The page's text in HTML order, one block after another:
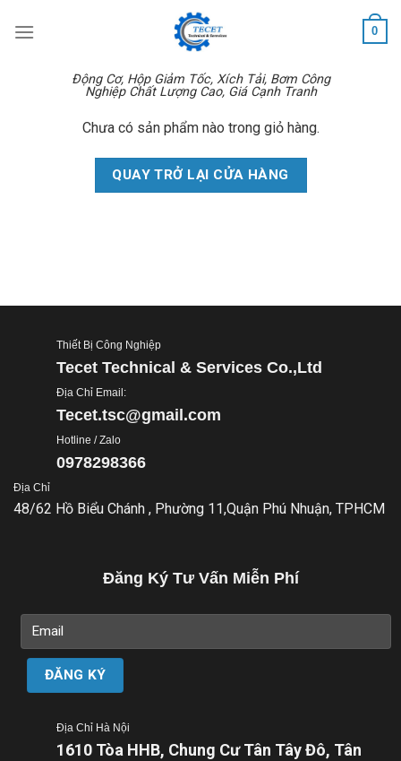
Động Cơ, Hộp Giảm Tốc, Xích Tải, Bơm Công
Nghiệp Chất Lượng Cao, Giá Cạnh Tranh
0
Chưa có sản phẩm nào trong giỏ hàng.
QUAY TRỞ LẠI CỬA HÀNG
Thiết Bị Công Nghiệp
Tecet Technical & Services Co.,Ltd
Địa Chỉ Email:
Tecet.tsc@gmail.com
Hotline / Zalo
0978298366
Địa Chỉ
48/62 Hồ Biểu Chánh , Phường 11,Quận Phú Nhuận, TPHCM
Đăng Ký Tư Vấn Miễn Phí
Địa Chỉ Hà Nội
1610 Tòa HHB, Chung Cư Tân Tây Đô, Tân